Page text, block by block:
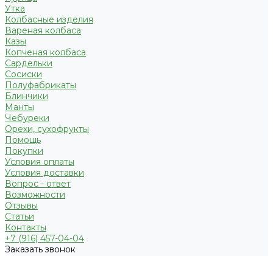
Утка
Колбасные изделия
Вареная колбаса
Казы
Копченая колбаса
Сардельки
Сосиски
Полуфабрикаты
Блинчики
Манты
Чебуреки
Орехи, сухофрукты
Помощь
Покупки
Условия оплаты
Условия доставки
Вопрос - ответ
Возможности
Отзывы
Статьи
Контакты
+7 (916) 457-04-04
Заказать звонок